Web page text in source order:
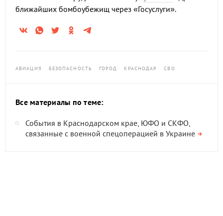
ближайших бомбоубежищ через «Госуслуги».
АВИАЦИЯ БЕЗОПАСНОСТЬ ГОРОД КРАСНОДАР СВО
Все материалы по теме:
События в Краснодарском крае, ЮФО и СКФО,
связанные с военной спецоперацией в Украине